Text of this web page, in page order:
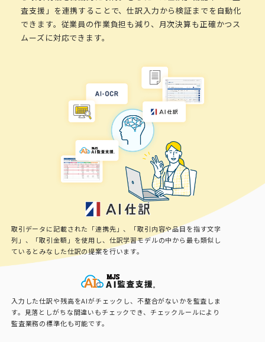
査支援」を連携することで、仕訳入力から検証までを自動化
できます。従業員の作業負担も減り、月次決算も正確かつス
ムーズに対応できます。
取引データに記載された「連携先」、「取引内容や品目を指す文字
列」、「取引金額」を使用し、仕訳学習モデルの中から最も類似し
ているとみなした仕訳の提案を行います。
入力した仕訳や残高をAIがチェックし、不整合がないかを監査しま
す。見落としがちな間違いもチェックでき、チェックルールにより
監査業務の標準化も可能です。